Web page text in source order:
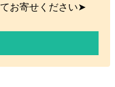
お寄せください➤